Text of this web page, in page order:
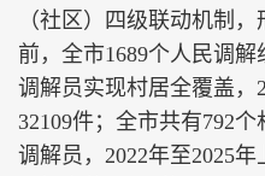
（社区）四级联动机制
前，全市1689个人民调
调解员实现村居全覆盖，
32109件；全市共有792
调解员，2022年至2025